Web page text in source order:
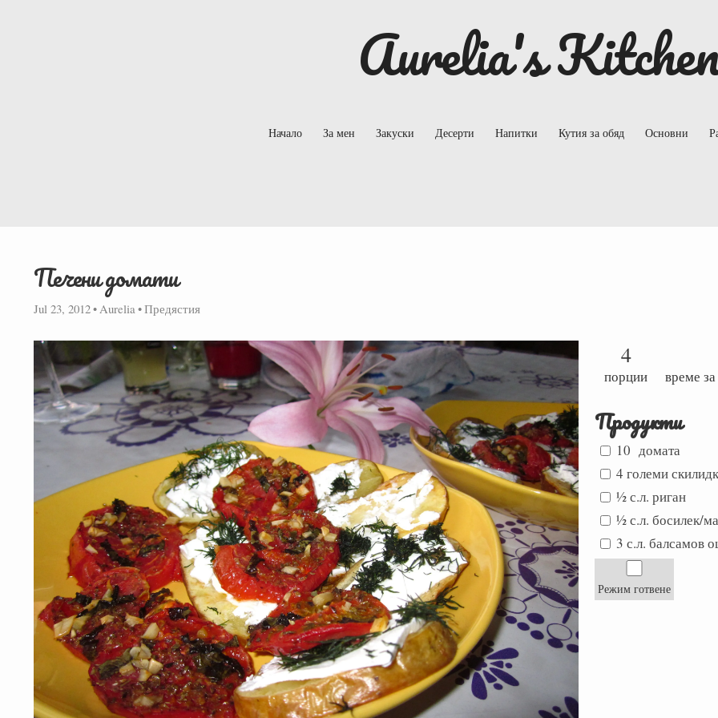
Aurelia's
Начало За мен Закуски Десерти Напитки Кутия за обяд Основни
Печени домати
Jul 23, 2012• Aurelia •Предястия
4
порции време
Продукти
10 домата
4 големи
½ с.л. риган
½ с.л. босилек/
3 с.л. балсамов
Режим готвене